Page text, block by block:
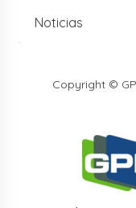
Noticias
Copyright ©